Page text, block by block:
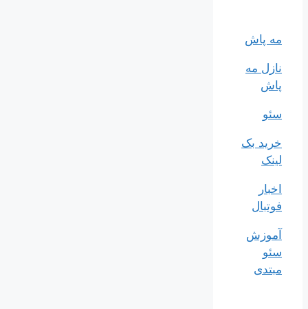
مه پاش
نازل مه
پاش
سئو
خرید بک
لینک
اخبار
فوتبال
آموزش
سئو
مبتدی